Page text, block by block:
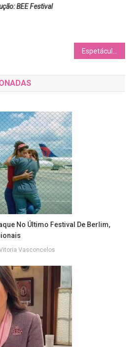
BEE Festival
No Último Festival De Berlim,
Vasconcelos